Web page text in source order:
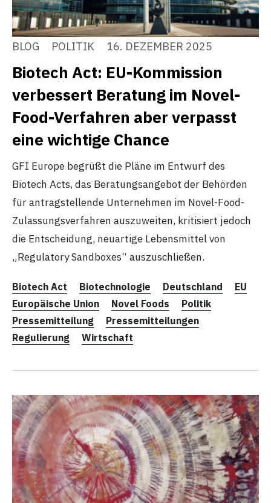
BLOG POLITIK 16. DEZEMBER 2025
Biotech Act: EU-Kommission
verbessert Beratung im Novel-
Food-Verfahren aber verpasst
eine wichtige Chance
GFI Europe begrüßt die Pläne im Entwurf des
Biotech Acts, das Beratungsangebot der Behörden
für antragstellende Unternehmen im Novel-Food-
Zulassungsverfahren auszuweiten, kritisiert jedoch
die Entscheidung, neuartige Lebensmittel von
„Regulatory Sandboxes“ auszuschließen.
Biotech Act Biotechnologie Deutschland
EU
Europäische Union
Novel Foods
Politik
Pressemitteilung
Pressemitteilungen
Regulierung
Wirtschaft